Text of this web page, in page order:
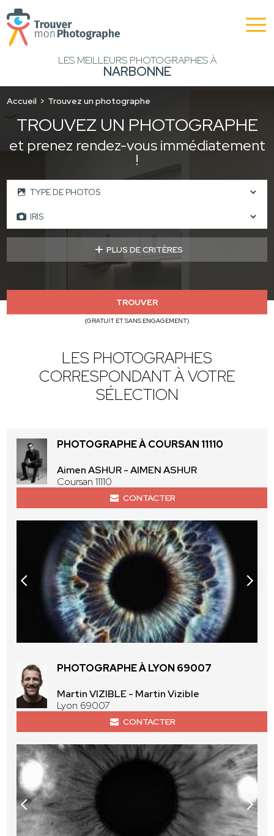
LES MEILLEURS PHOTOGRAPHES À
NARBONNE
Accueil Trouvez un photographe
TROUVEZ UN PHOTOGRAPHE
et prenez rendez-vous immédiatement
!
PLUS DE CRITÈRES
TROUVER
(GRATUIT ET SANS ENGAGEMENT)
LES PHOTOGRAPHES
CORRESPONDANT À VOTRE
SÉLECTION
PHOTOGRAPHE À COURSAN 11110
Aimen ASHUR - AIMEN ASHUR
Coursan 11110
CONTACTER
PHOTOGRAPHE À LYON 69007
Martin VIZIBLE - Martin Vizible
Lyon 69007
CONTACTER